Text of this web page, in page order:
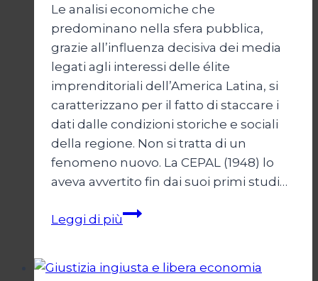
Le analisi economiche che
predominano nella sfera pubblica,
grazie all’influenza decisiva dei media
legati agli interessi delle élite
imprenditoriali dell’America Latina, si
caratterizzano per il fatto di staccare i
dati dalle condizioni storiche e sociali
della regione. Non si tratta di un
fenomeno nuovo. La CEPAL (1948) lo
aveva avvertito fin dai suoi primi studi…
Leggi di piùLibertà
perversa